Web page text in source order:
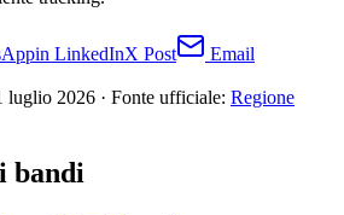
in LinkedInX Post Email
luglio 2026 · Fonte ufficiale: Regione
bandi